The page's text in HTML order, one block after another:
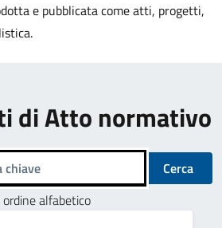
e pubblicata come atti, progetti,
di Atto normativo
Cerca
alfabetico